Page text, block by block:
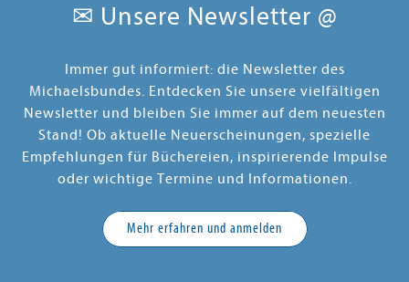
✉ Unsere Newsletter @
Immer gut informiert: die Newsletter des
Michaelsbundes. Entdecken Sie unsere vielfältigen
Newsletter und bleiben Sie immer auf dem neuesten
Stand! Ob aktuelle Neuerscheinungen, spezielle
Empfehlungen für Büchereien, inspirierende Impulse
oder wichtige Termine und Informationen.
Mehr erfahren und anmelden